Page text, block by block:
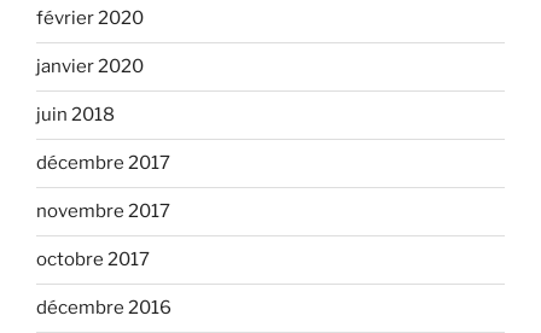
février 2020
janvier 2020
juin 2018
décembre 2017
novembre 2017
octobre 2017
décembre 2016